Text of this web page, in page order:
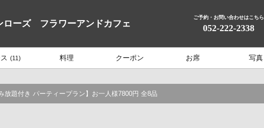
ローズ フラワーアンドカフェ
ご予約・お問い合わせはこちら
052-222-2338
(11) 料理 クーポン お席 写真
放題付き パーティープラン】お一人様7800円 全8品